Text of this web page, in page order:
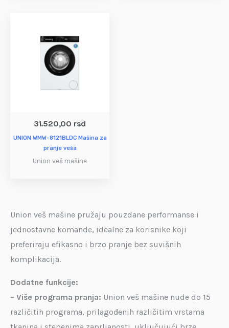
31.520,00 rsd
UNION WMW-8121BLDC Mašina za
pranje veša
Union veš mašine
Union veš mašine pružaju pouzdane performanse i
jednostavne komande, idealne za korisnike koji
preferiraju efikasno i brzo pranje bez suvišnih
komplikacija.
Dodatne funkcije:
– Više programa pranja: Union veš mašine nude do 15
različitih programa, prilagođenih različitim vrstama